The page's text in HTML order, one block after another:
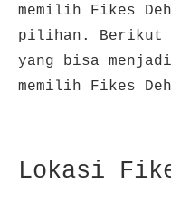
memilih Fikes
pilihan. Berikut
yang bisa menjadi
memilih Fikes
Lokasi